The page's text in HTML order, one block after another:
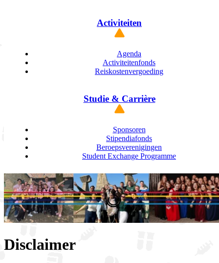
Activiteiten
Agenda
Activiteitenfonds
Reiskostenvergoeding
Studie & Carrière
Sponsoren
Stipendiafonds
Beroepsverenigingen
Student Exchange Programme
Disclaimer